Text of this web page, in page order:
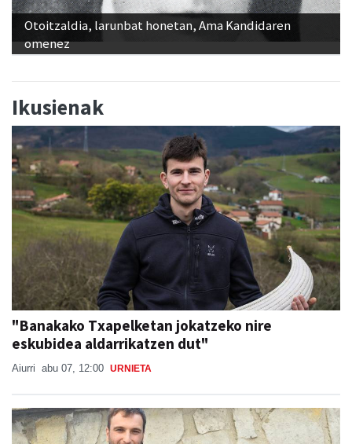
Otoitzaldia, larunbat honetan, Ama Kandidaren
omenez
Ikusienak
"Banakako Txapelketan jokatzeko nire
eskubidea aldarrikatzen dut"
Aiurri abu 07, 12:00 URNIETA